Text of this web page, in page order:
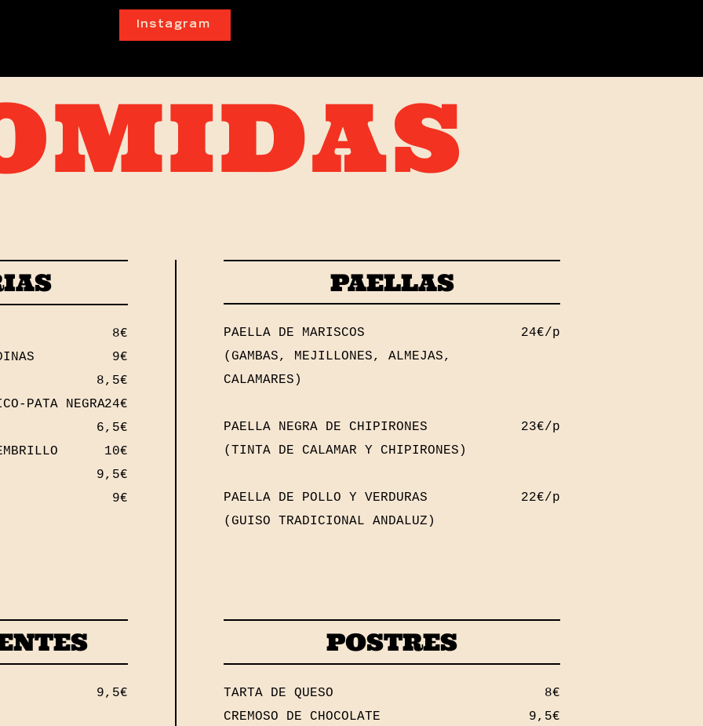
Instagram
PATA NEGRA
8€
9€
8,5€
24€
6,5€
10€
9,5€
9€
9,5€
PAELLAS
PAELLA DE MARISCOS
(GAMBAS, MEJILLONES, ALMEJAS,
CALAMARES)
PAELLA NEGRA DE CHIPIRONES
(TINTA DE CALAMAR Y CHIPIRONES)
PAELLA DE POLLO Y VERDURAS
(GUISO TRADICIONAL ANDALUZ)
24€/p
23€/p
22€/p
POSTRES
TARTA DE QUESO
CREMOSO DE CHOCOLATE
8€
9,5€